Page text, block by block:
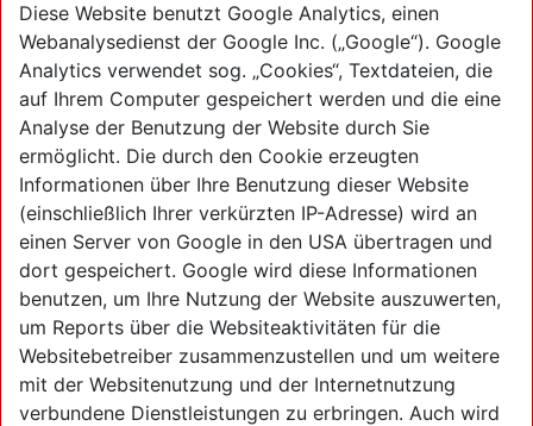
Diese Website benutzt Google Analytics, einen
Webanalysedienst der Google Inc. („Google“). Google
Analytics verwendet sog. „Cookies“, Textdateien, die
auf Ihrem Computer gespeichert werden und die eine
Analyse der Benutzung der Website durch Sie
ermöglicht. Die durch den Cookie erzeugten
Informationen über Ihre Benutzung dieser Website
(einschließlich Ihrer verkürzten IP-Adresse) wird an
einen Server von Google in den USA übertragen und
dort gespeichert. Google wird diese Informationen
benutzen, um Ihre Nutzung der Website auszuwerten,
um Reports über die Websiteaktivitäten für die
Websitebetreiber zusammenzustellen und um weitere
mit der Websitenutzung und der Internetnutzung
verbundene Dienstleistungen zu erbringen. Auch wird